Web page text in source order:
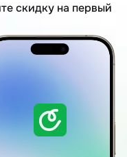
скидку на первый